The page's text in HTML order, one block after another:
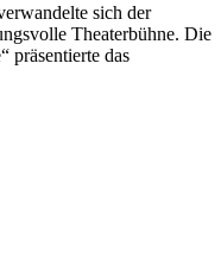
sich der
Theaterbühne. Die
präsentierte das